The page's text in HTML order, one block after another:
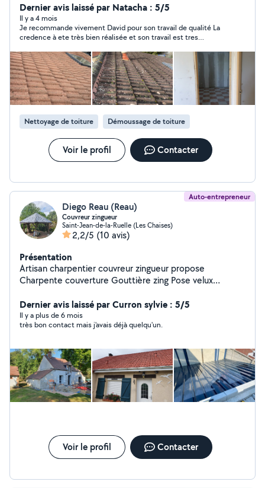
couverture et travaux multiservices, je réalise des
prestations soignées, durables et au juste prix. Sérieux,
réactif et à l'écoute, je m'engage à fournir un travail
propre avec des finitions de qualité. Devis gratuit et
intervention rapide dans le Loiret et alentours.
Dernier avis laissé par Natacha : 5/5
Il y a 4 mois
Je recommande vivement David pour son travail de qualité La
credence à ete très bien réalisée et son travail est tres
Allez y les yeux fermés
Nettoyage de toiture Démoussage de toiture
Voir le profil Contacter
Auto-entrepreneur
Diego Reau (Reau)
Couvreur zingueur
Saint-Jean-de-la-Ruelle (Les Chaises)
2,2/5 (10 avis)
Présentation
Artisan charpentier couvreur zingueur propose
Charpente couverture Gouttière zing Pose velux
Dernier avis laissé par Curron sylvie : 5/5
Il y a plus de 6 mois
très bon contact mais j'avais déjà quelqu'un.
Voir le profil Contacter